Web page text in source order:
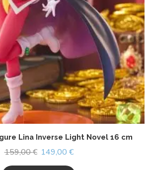
Lina Inverse Light Novel 16 cm
159,00€ 149,00 €